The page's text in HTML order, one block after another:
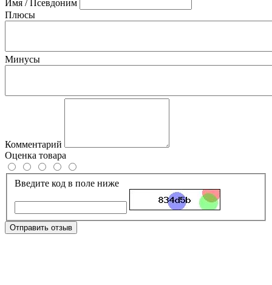
Имя / Псевдоним
Плюсы
Минусы
Комментарий
Оценка товара
Введите код в поле ниже
Отправить отзыв